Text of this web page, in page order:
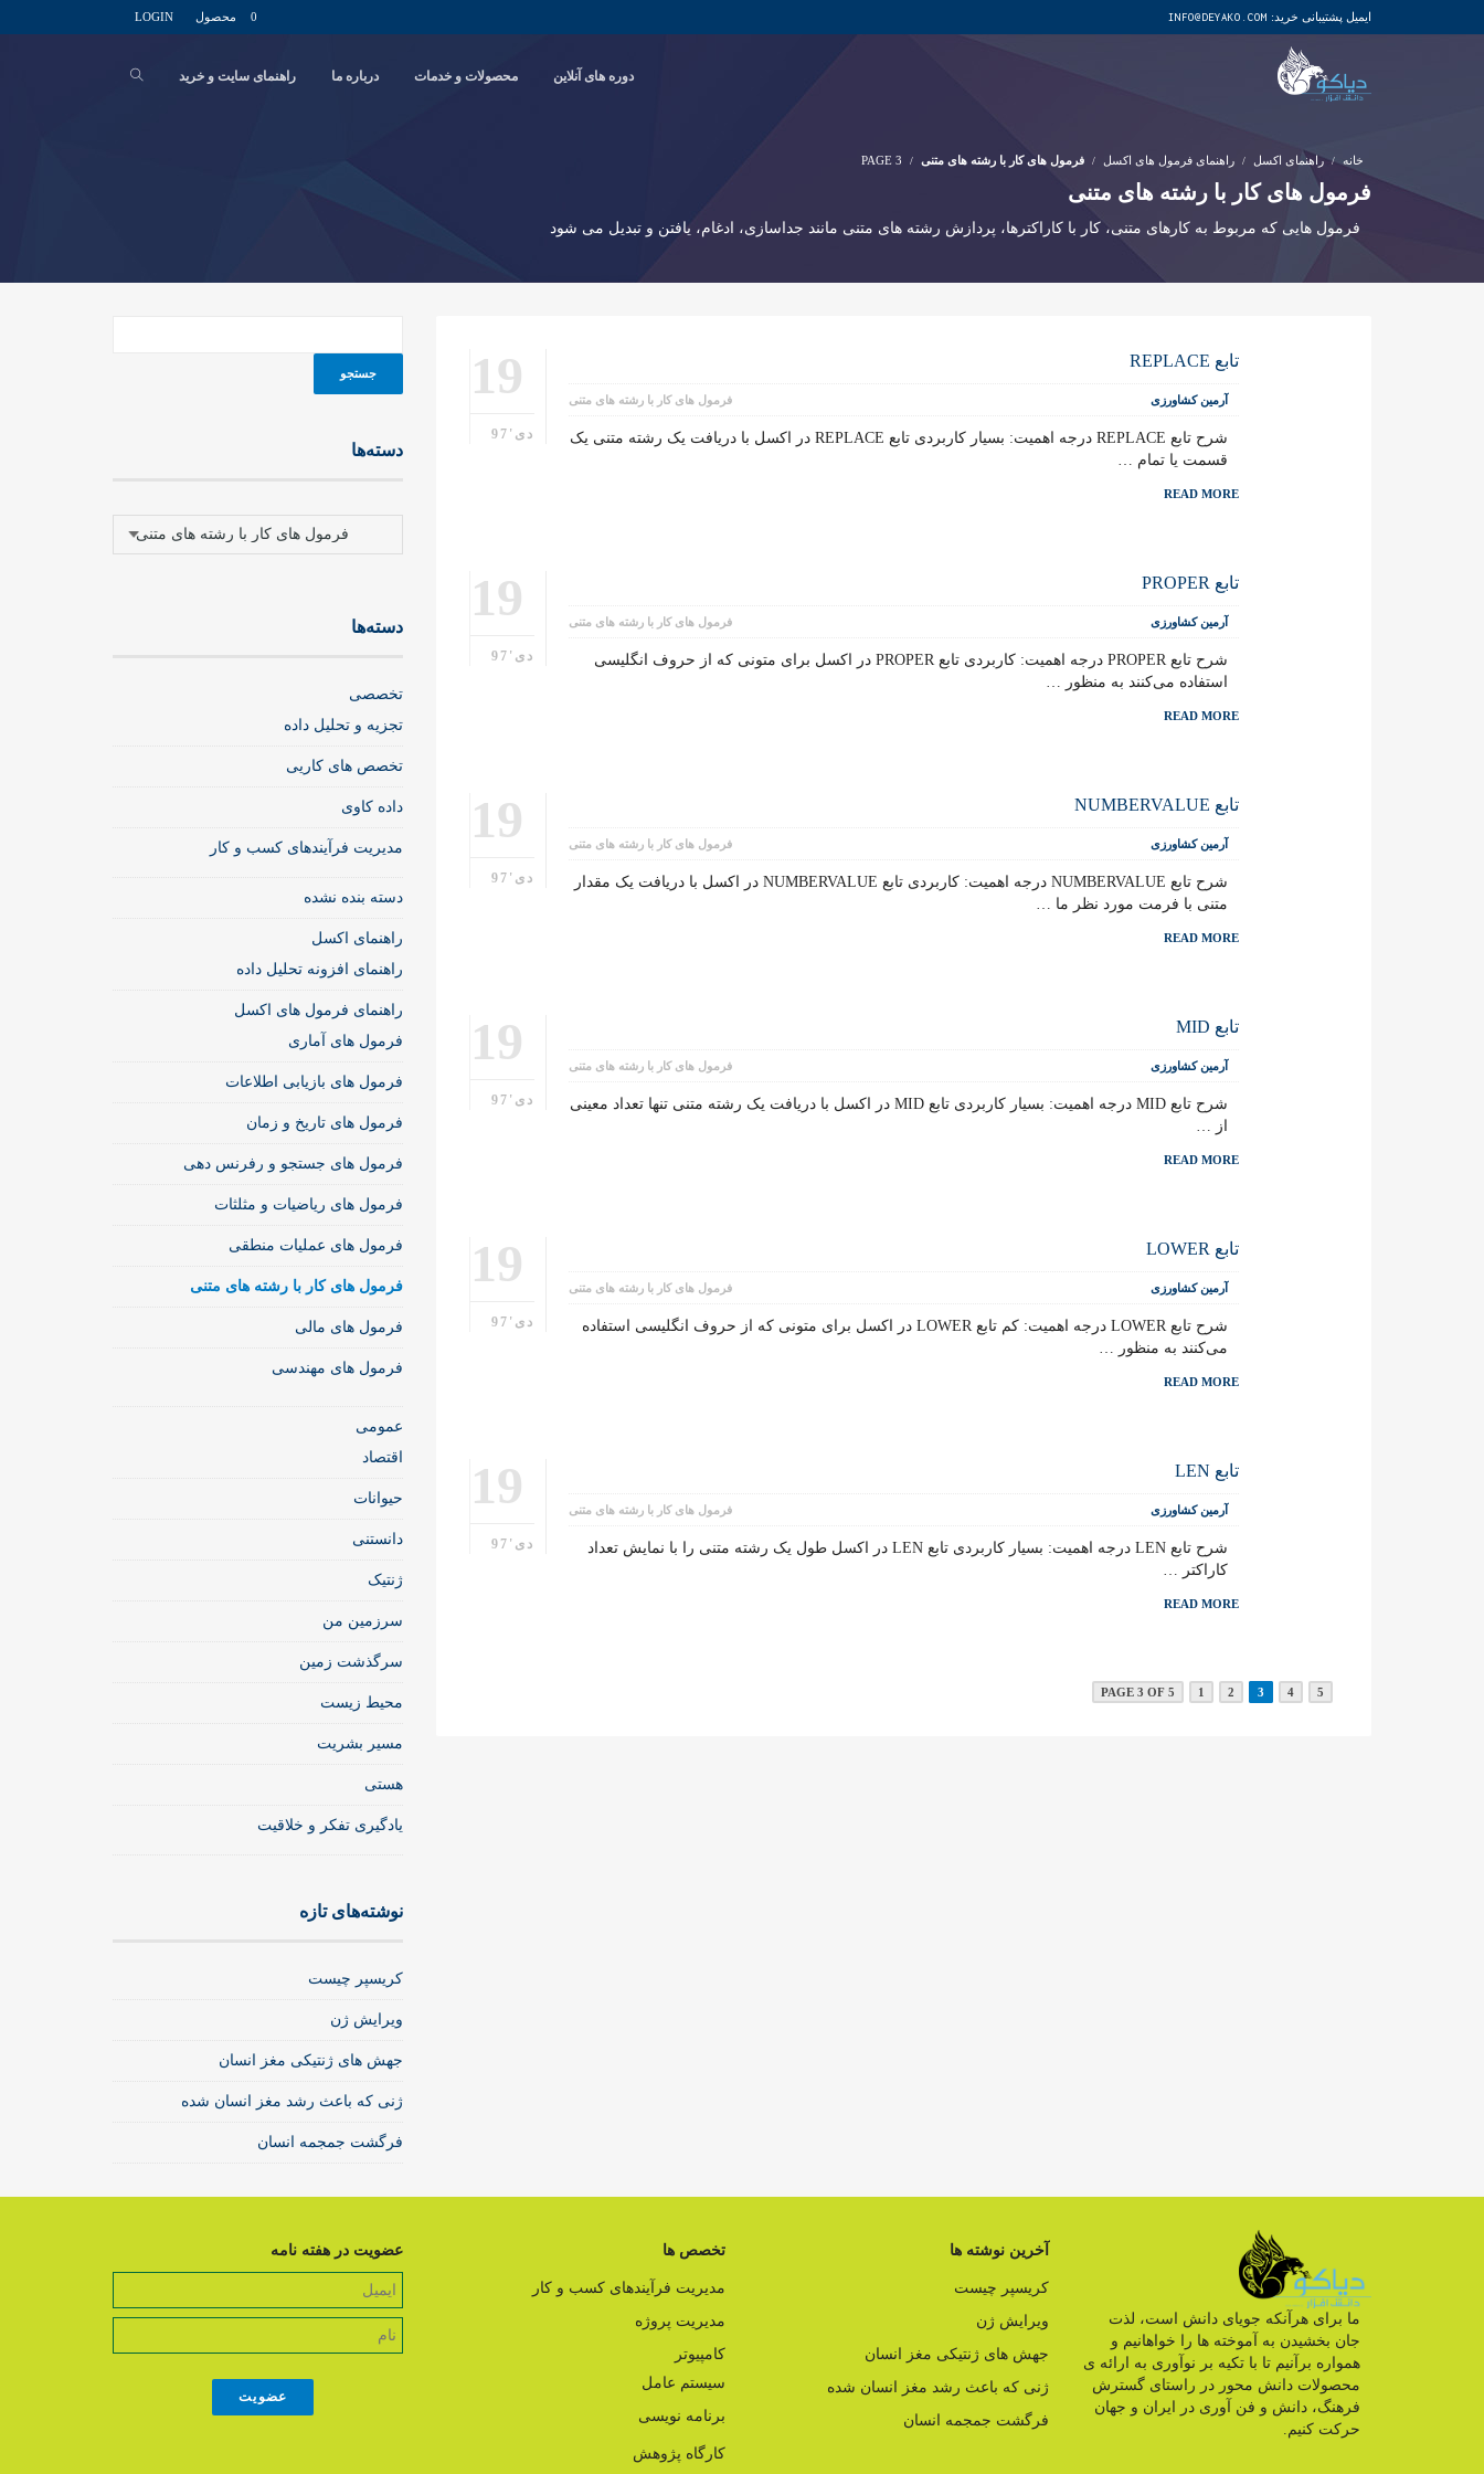
ایمیل پشتیبانی خرید: INFO@DEYAKO.COM
LOGIN 0 محصول
دوره های آنلاین محصولات و خدمات درباره ما راهنمای سایت و خرید
خانه راهنمای اکسل راهنمای فرمول های اکسل فرمول های کار با رشته های متنی PAGE 3
فرمول های کار با رشته های متنی
فرمول هایی که مربوط به کارهای متنی، کار با کاراکترها، پردازش رشته های متنی مانند جداسازی، ادغام، یافتن و تبدیل می شود
19
دی'97
تابع REPLACE
فرمول های کار با رشته های متنی آرمین کشاورزی
شرح تابع REPLACE درجه اهمیت: بسیار کاربردی تابع REPLACE در اکسل با دریافت یک رشته متنی یک
قسمت یا تمام …
READ MORE
19
دی'97
تابع PROPER
فرمول های کار با رشته های متنی آرمین کشاورزی
شرح تابع PROPER درجه اهمیت: کاربردی تابع PROPER در اکسل برای متونی که از حروف انگلیسی
استفاده می‌کنند به منظور …
READ MORE
19
دی'97
تابع NUMBERVALUE
فرمول های کار با رشته های متنی آرمین کشاورزی
شرح تابع NUMBERVALUE درجه اهمیت: کاربردی تابع NUMBERVALUE در اکسل با دریافت یک مقدار
متنی با فرمت مورد نظر ما …
READ MORE
19
دی'97
تابع MID
فرمول های کار با رشته های متنی آرمین کشاورزی
شرح تابع MID درجه اهمیت: بسیار کاربردی تابع MID در اکسل با دریافت یک رشته متنی تنها تعداد معینی
از …
READ MORE
19
دی'97
تابع LOWER
فرمول های کار با رشته های متنی آرمین کشاورزی
شرح تابع LOWER درجه اهمیت: کم تابع LOWER در اکسل برای متونی که از حروف انگلیسی استفاده
می‌کنند به منظور …
READ MORE
19
دی'97
تابع LEN
فرمول های کار با رشته های متنی آرمین کشاورزی
شرح تابع LEN درجه اهمیت: بسیار کاربردی تابع LEN در اکسل طول یک رشته متنی را با نمایش تعداد
کاراکتر …
READ MORE
PAGE 3 OF 5 1 2 3 4 5
دسته‌ها
دسته‌ها
تخصصی
تجزیه و تحلیل داده
تخصص های کاریی
داده کاوی
مدیریت فرآیندهای کسب و کار
دسته بنده نشده
راهنمای اکسل
راهنمای افزونه تحلیل داده
راهنمای فرمول های اکسل
فرمول های آماری
فرمول های بازیابی اطلاعات
فرمول های تاریخ و زمان
فرمول های جستجو و رفرنس دهی
فرمول های ریاضیات و مثلثات
فرمول های عملیات منطقی
فرمول های کار با رشته های متنی
فرمول های مالی
فرمول های مهندسی
عمومی
اقتصاد
حیوانات
دانستنی
ژنتیک
سرزمین من
سرگذشت زمین
محیط زیست
مسیر بشریت
هستی
یادگیری تفکر و خلاقیت
نوشته‌های تازه
کریسپر چیست
ویرایش ژن
جهش های ژنتیکی مغز انسان
ژنی که باعث رشد مغز انسان شده
فرگشت جمجمه انسان
ما برای هرآنکه جویای دانش است، لذت
جان بخشیدن به آموخته ها را خواهانیم و
همواره برآنیم تا با تکیه بر نوآوری به ارائه ی
محصولات دانش محور در راستای گسترش
فرهنگ، دانش و فن آوری در ایران و جهان
حرکت کنیم.
آخرین نوشته ها
کریسپر چیست
ویرایش ژن
جهش های ژنتیکی مغز انسان
ژنی که باعث رشد مغز انسان شده
فرگشت جمجمه انسان
تخصص ها
مدیریت فرآیندهای کسب و کار
مدیریت پروژه
کامپیوتر
سیستم عامل
برنامه نویسی
کارگاه پژوهش
عضویت در هفته نامه